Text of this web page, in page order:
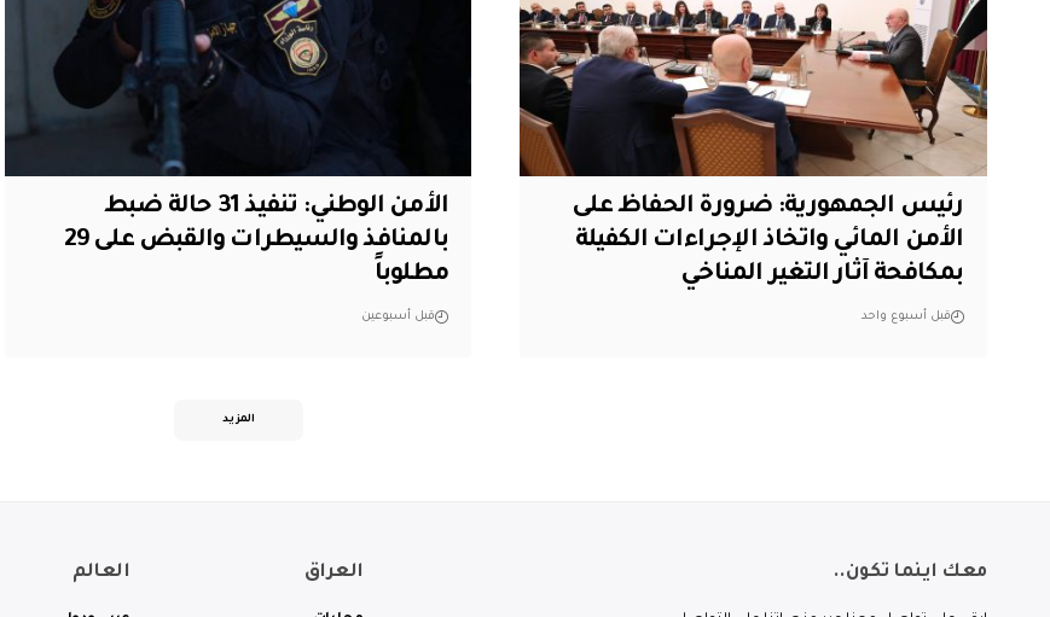
رئيس الجمهورية: ضرورة الحفاظ على
الأمن المائي واتخاذ الإجراءات الكفيلة
بمكافحة آثار التغير المناخي
قبل أسبوع واحد
الأمن الوطني: تنفيذ 31 حالة ضبط
بالمنافذ والسيطرات والقبض على 29
مطلوباً
قبل أسبوعين
المزيد
معك اينما تكون.. العراق العالم